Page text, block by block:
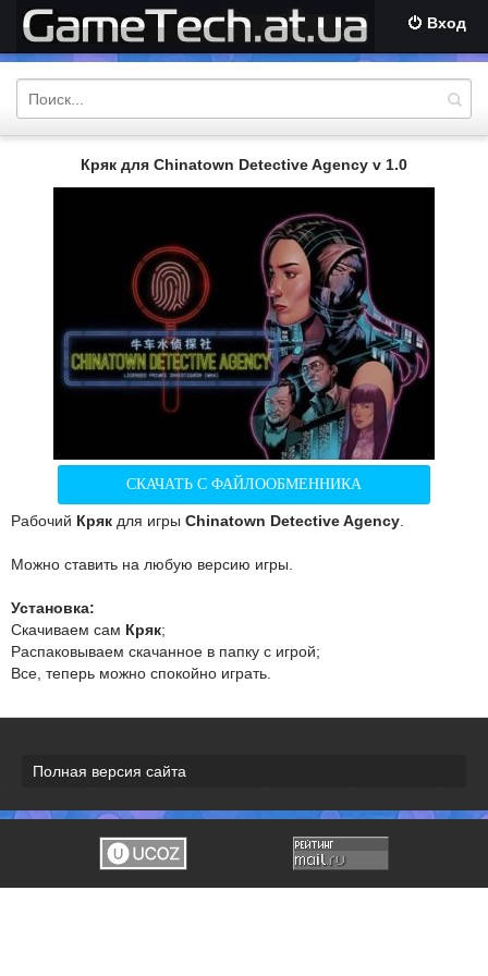
Вход
Кряк для Chinatown Detective Agency v 1.0
СКАЧАТЬ С ФАЙЛООБМЕННИКА
Рабочий Кряк для игры Chinatown Detective Agency
Можно ставить на любую версию игры.
Установка:
Скачиваем сам Кряк;
Распаковываем скачанное в папку с игрой;
Все, теперь можно спокойно играть.
Полная версия сайта